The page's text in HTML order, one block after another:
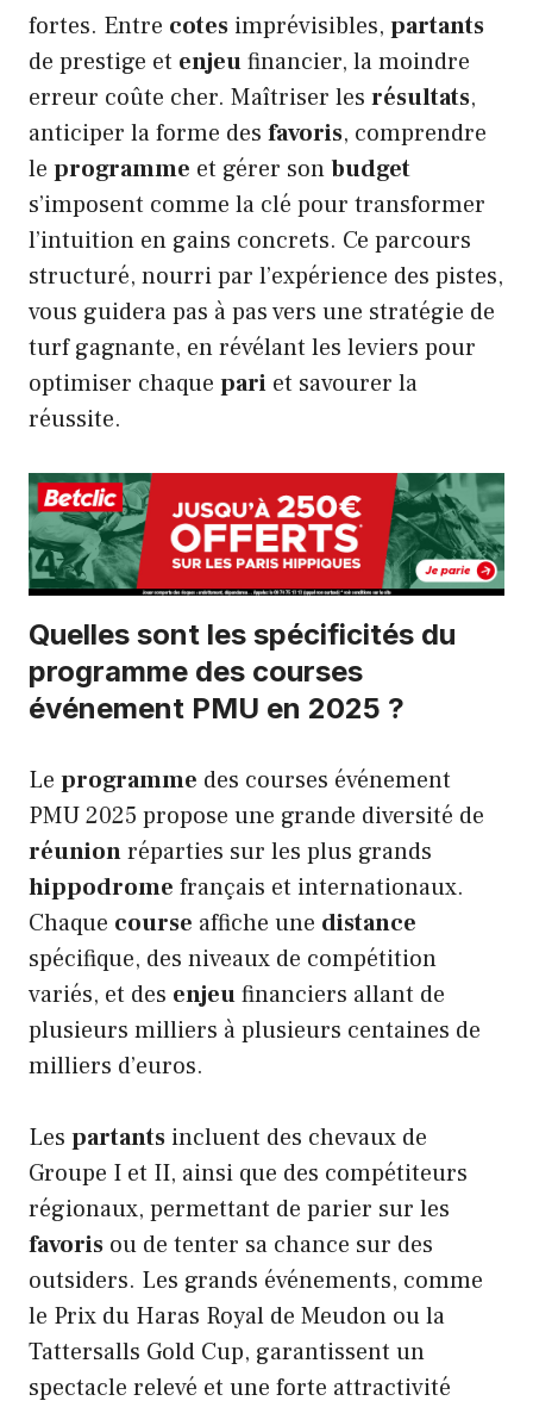
fortes. Entre cotes imprévisibles, partants
de prestige et enjeufinancier, la moindre
erreur coûte cher. Maîtriser les résultats,
anticiper la forme des favoris, comprendre
le programme et gérer sonbudget
s’imposent comme la clé pour transformer
l’intuition en gains concrets. Ce parcours
structuré, nourri par l’expérience des pistes,
vous guidera pas à pas vers une stratégie de
turf gagnante, en révélant les leviers pour
optimiser chaque pari et savourer la
réussite.
Quelles sont les spécificités du
programme des courses
événement PMU en 2025 ?
Le programme des courses événement
PMU 2025 propose une grande diversité de
réunionréparties sur les plus grands
hippodrome français et internationaux.
Chaque course affiche une distance
spécifique, des niveaux de compétition
variés, et des enjeufinanciers allant de
plusieurs milliers à plusieurs centaines de
milliers d’euros.
Les partants incluent des chevaux de
Groupe I et II, ainsi que des compétiteurs
régionaux, permettant de parier sur les
favoris ou de tenter sa chance sur des
outsiders. Les grands événements, comme
le Prix du Haras Royal de Meudon ou la
Tattersalls Gold Cup, garantissent un
spectacle relevé et une forte attractivité